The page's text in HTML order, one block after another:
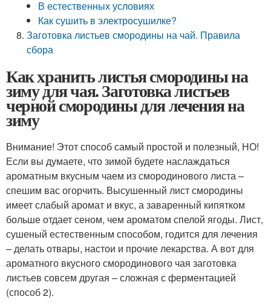
В естественных условиях
Как сушить в электросушилке?
Заготовка листьев смородины на чай. Правила
сбора
Как хранить листья смородины на
зиму для чая. Заготовка листьев
черной смородины для лечения на
зиму
Внимание! Этот способ самый простой и полезный, НО!
Если вы думаете, что зимой будете наслаждаться
ароматным вкусным чаем из смородинового листа –
спешим вас огорчить. Высушенный лист смородины
имеет слабый аромат и вкус, а заваренный кипятком
больше отдает сеном, чем ароматом спелой ягоды. Лист,
сушеный естественным способом, годится для лечения
– делать отвары, настои и прочие лекарства. А вот для
ароматного вкусного смородинового чая заготовка
листьев совсем другая – сложная с ферментацией
(способ 2).